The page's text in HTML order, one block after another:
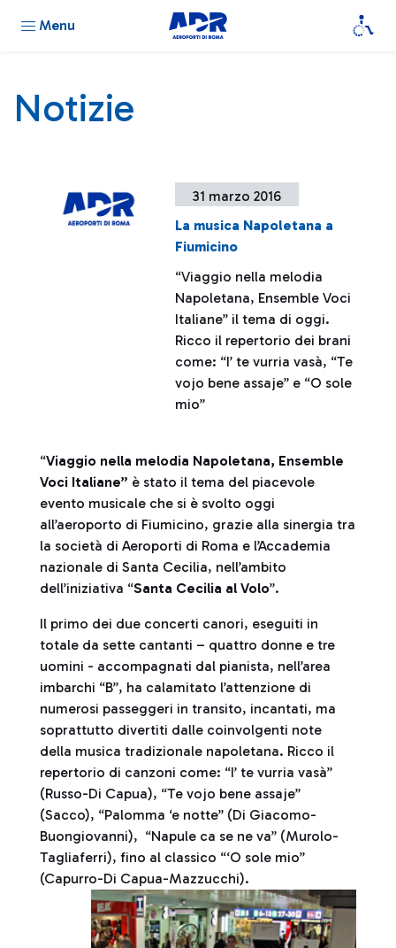
Menu
Notizie
31 marzo 2016
La musica Napoletana a
Fiumicino
“Viaggio nella melodia
Napoletana, Ensemble Voci
Italiane” il tema di oggi.
Ricco il repertorio dei brani
come: “I’ te vurria vasà, “Te
vojo bene assaje” e “O sole
mio”
“Viaggio nella melodia Napoletana, Ensemble
Voci Italiane” è stato il tema del piacevole
evento musicale che si è svolto oggi
all’aeroporto di Fiumicino, grazie alla sinergia tra
la società di Aeroporti di Roma e l’Accademia
nazionale di Santa Cecilia, nell’ambito
dell’iniziativa “Santa Cecilia al Volo”.
Il primo dei due concerti canori, eseguiti in
totale da sette cantanti – quattro donne e tre
uomini - accompagnati dal pianista, nell’area
imbarchi “B”, ha calamitato l’attenzione di
numerosi passeggeri in transito, incantati, ma
soprattutto divertiti dalle coinvolgenti note
della musica tradizionale napoletana. Ricco il
repertorio di canzoni come: “I’ te vurria vasà”
(Russo-Di Capua), “Te vojo bene assaje”
(Sacco), “Palomma ‘e notte” (Di Giacomo-
Buongiovanni), “Napule ca se ne va” (Murolo-
Tagliaferri), fino al classico “‘O sole mio”
(Capurro-Di Capua-Mazzucchi).